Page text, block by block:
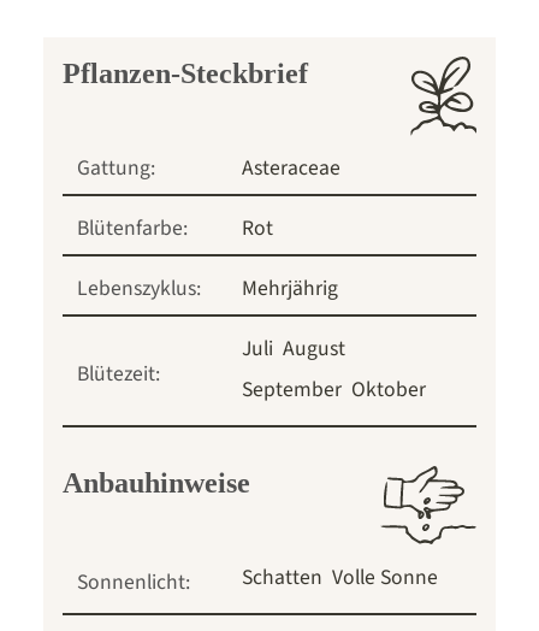
Pflanzen-Steckbrief
Gattung:
Asteraceae
Blütenfarbe:
Rot
Lebenszyklus:
Mehrjährig
Blütezeit:
Juli August
September Oktober
Anbauhinweise
Sonnenlicht: Schatten Volle Sonne